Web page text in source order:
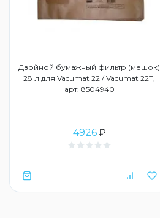
Двойной бумажный фильтр (мешок)
28 л для Vacumat 22 / Vacumat 22T,
арт. 8504940
4926₽